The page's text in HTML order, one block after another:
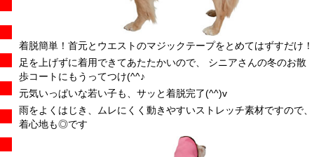
着脱簡単！首元とウエストのマジックテープをとめてはずすだけ！
足を上げずに着用できてあたたかいので、 シニアさんの冬のお散
歩コートにもうってつけ(^^♪
元気いっぱいな若い子も、サッと着脱完了(^^)v
雨をよくはじき、ムレにくく動きやすいストレッチ素材ですので、
着心地も◎です